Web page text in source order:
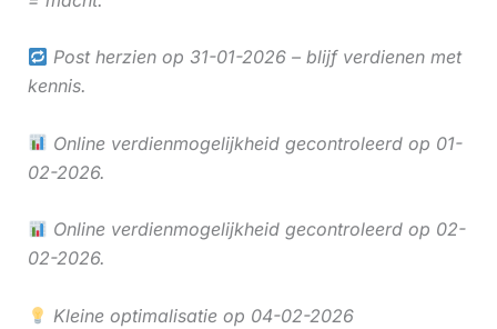
Post herzien op 31-01-2026 – blijf verdienen met
kennis.
Online verdienmogelijkheid gecontroleerd op 01-
02-2026.
Online verdienmogelijkheid gecontroleerd op 02-
02-2026.
Kleine optimalisatie op 04-02-2026